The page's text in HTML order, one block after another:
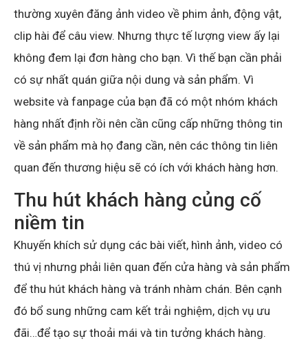
thường xuyên đăng ảnh video về phim ảnh, động vật,
clip hài để câu view. Nhưng thực tế lượng view ấy lại
không đem lại đơn hàng cho bạn. Vì thế bạn cần phải
có sự nhất quán giữa nội dung và sản phẩm. Vì
website và fanpage của bạn đã có một nhóm khách
hàng nhất định rồi nên cần cũng cấp những thông tin
về sản phẩm mà họ đang cần, nên các thông tin liên
quan đến thương hiệu sẽ có ích với khách hàng hơn.
Thu hút khách hàng củng cố
niềm tin
Khuyến khích sử dụng các bài viết, hình ảnh, video có
thú vị nhưng phải liên quan đến cửa hàng và sản phẩm
để thu hút khách hàng và tránh nhàm chán. Bên cạnh
đó bổ sung những cam kết trải nghiệm, dịch vụ ưu
đãi…để tạo sự thoải mái và tin tưởng khách hàng.